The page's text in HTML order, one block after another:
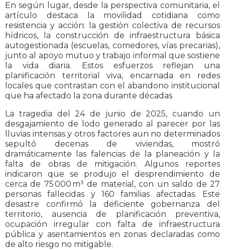
En según lugar, desde la perspectiva comunitaria, el
artículo destaca la movilidad cotidiana como
resistencia y acción: la gestión colectiva de recursos
hídricos, la construcción de infraestructura básica
autogestionada (escuelas, comedores, vías precarias),
junto al apoyo mutuo y trabajo informal que sostiene
la vida diaria. Estos esfuerzos reflejan una
planificación territorial viva, encarnada en redes
locales que contrastan con el abandono institucional
que ha afectado la zona durante décadas
La tragedia del 24 de junio de 2025, cuando un
desgajamiento de lodo generado al parecer por las
lluvias intensas y otros factores aun no determinados
sepultó decenas de viviendas, mostró
dramáticamente las falencias de la planeación y la
falta de obras de mitigación. Algunos reportes
indicaron que se produjo el desprendimiento de
cerca de 75 000 m³ de material, con un saldo de 27
personas fallecidas y 160 familias afectadas. Este
desastre confirmó la deficiente gobernanza del
territorio, ausencia de planificación preventiva,
ocupación irregular con falta de infraestructura
pública y asentamientos en zonas declaradas como
de alto riesgo no mitigable.